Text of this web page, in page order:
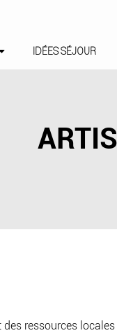
IDÉES SÉJOUR
ressources locales